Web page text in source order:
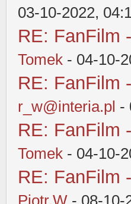
03-10-2022,
RE: FanFilm
Tomek - 04-10-
RE: FanFilm
r_w@interia.pl -
RE: FanFilm
Tomek - 04-10-
RE: FanFilm
Piotr.W - 08-10-